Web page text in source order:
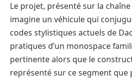
Le projet, présenté sur la
imagine un véhicule qui
codes stylistiques actuels de
pratiques d’un monospace
pertinente alors que le
représenté sur ce segment que